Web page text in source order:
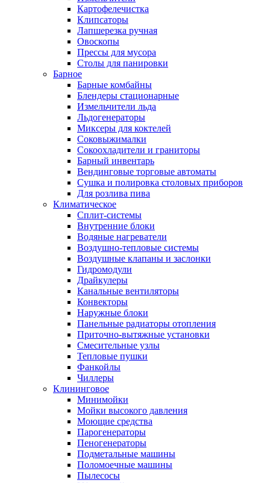
Картофелечистка
Клипсаторы
Лапшерезка ручная
Овоскопы
Прессы для мусора
Столы для панировки
Барное
Барные комбайны
Блендеры стационарные
Измельчители льда
Льдогенераторы
Миксеры для коктелей
Соковыжималки
Сокоохладители и граниторы
Барный инвентарь
Вендинговые торговые автоматы
Сушка и полировка столовых приборов
Для розлива пива
Климатическое
Сплит-системы
Внутренние блоки
Водяные нагреватели
Воздушно-тепловые системы
Воздушные клапаны и заслонки
Гидромодули
Драйкулеры
Канальные вентиляторы
Конвекторы
Наружные блоки
Панельные радиаторы отопления
Приточно-вытяжные установки
Смесительные узлы
Тепловые пушки
Фанкойлы
Чиллеры
Клининговое
Минимойки
Мойки высокого давления
Моющие средства
Парогенераторы
Пеногенераторы
Подметальные машины
Поломоечные машины
Пылесосы